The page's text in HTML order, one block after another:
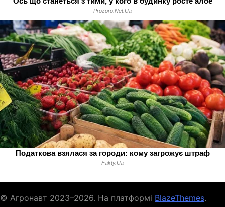
© Агронавт 2023–2026. На платформі BlazeThemes.